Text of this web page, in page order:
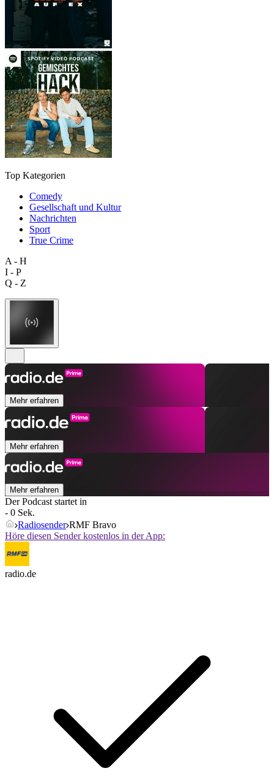
Top Kategorien
Comedy
Gesellschaft und Kultur
Nachrichten
Sport
True Crime
A - H
I - P
Q - Z
Mehr erfahren
Mehr erfahren
Mehr erfahren
Der Podcast startet in
- 0 Sek.
Radiosender RMF Bravo
Höre diesen Sender kostenlos in der App:
radio.de